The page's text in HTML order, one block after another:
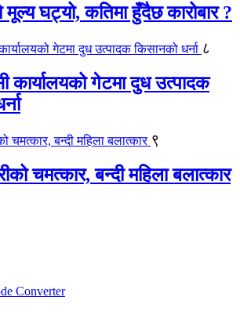
घट्यो, कतिमा हुँदैछ कारोबार ?
८
कार्यालयको गेटमा दुध उत्पादक
९
चमत्कार, बन्दी महिला बलात्कार
Converter